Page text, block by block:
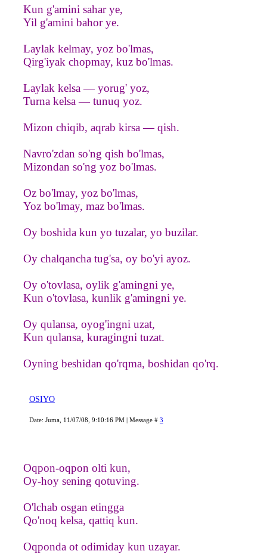
Kun g'amini sahar ye,
Yil g'amini bahor ye.
Laylak kelmay, yoz bo'lmas,
Qirg'iyak chopmay, kuz bo'lmas.
Laylak kelsa — yorug' yoz,
Turna kelsa — tunuq yoz.
Mizon chiqib, aqrab kirsa — qish.
Navro'zdan so'ng qish bo'lmas,
Mizondan so'ng yoz bo'lmas.
Oz bo'lmay, yoz bo'lmas,
Yoz bo'lmay, maz bo'lmas.
Oy boshida kun yo tuzalar, yo buzilar.
Oy chalqancha tug'sa, oy bo'yi ayoz.
Oy o'tovlasa, oylik g'amingni ye,
Kun o'tovlasa, kunlik g'amingni ye.
Oy qulansa, oyog'ingni uzat,
Kun qulansa, kuragingni tuzat.
Oyning beshidan qo'rqma, boshidan qo'rq.
OSIYO
Date: Juma, 11/07/08, 9:10:16 PM | Message # 3
Oqpon-oqpon olti kun,
Oy-hoy sening qotuving.
O'lchab osgan etingga
Qo'noq kelsa, qattiq kun.
Oqponda ot odimiday kun uzayar.